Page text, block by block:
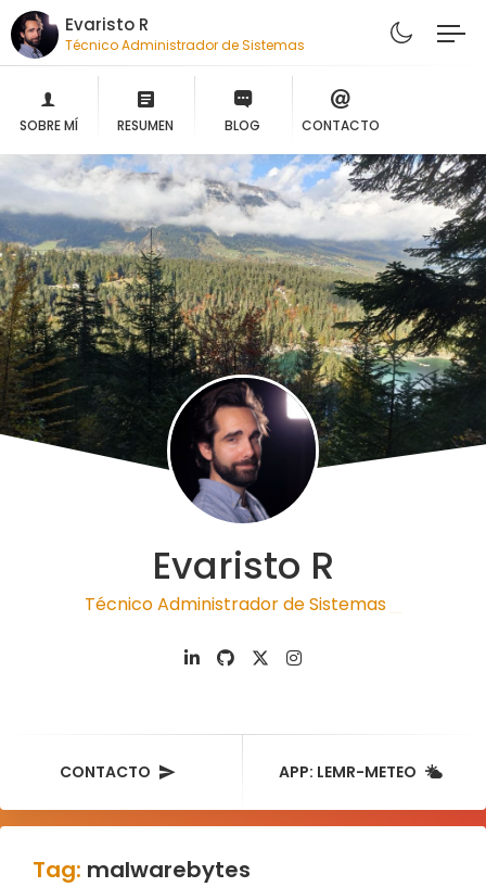
Evaristo R
Técnico Administrador de Sistemas
SOBRE MÍ RESUMEN BLOG CONTACTO
Evaristo R
Técnico Administrador de Sistemas
CONTACTO APP: LEMR-METEO
Tag: malwarebytes